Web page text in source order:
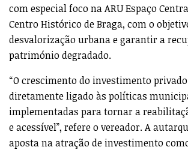
com especial foco na ARU Espaço
Centro Histórico de Braga, com o
desvalorização urbana e garantir a
património degradado.
“O crescimento do investimento
diretamente ligado às políticas
implementadas para tornar a
e acessível”, refere o vereador. A
aposta na atração de investimento